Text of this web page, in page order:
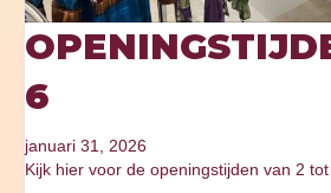
6
januari 31, 2026
Kijk hier voor de openingstijden van 2